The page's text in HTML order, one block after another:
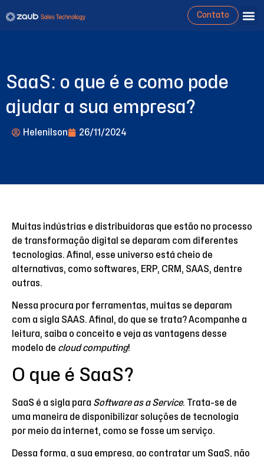
Contato
SaaS: o que é e como pode
ajudar a sua empresa?
Helenilson 26/11/2024
Muitas indústrias e distribuidoras que estão no processo
de transformação digital se deparam com diferentes
tecnologias. Afinal, esse universo está cheio de
alternativas, como softwares, ERP, CRM, SAAS, dentre
outras.
Nessa procura por ferramentas, muitas se deparam
com a sigla SAAS. Afinal, do que se trata? Acompanhe a
leitura, saiba o conceito e veja as vantagens desse
modelo de cloud computing!
O que é SaaS?
SaaS é a sigla para Software as a Service. Trata-se de
uma maneira de disponibilizar soluções de tecnologia
por meio da internet, como se fosse um serviço.
Dessa forma, a sua empresa, ao contratar um SaaS, não